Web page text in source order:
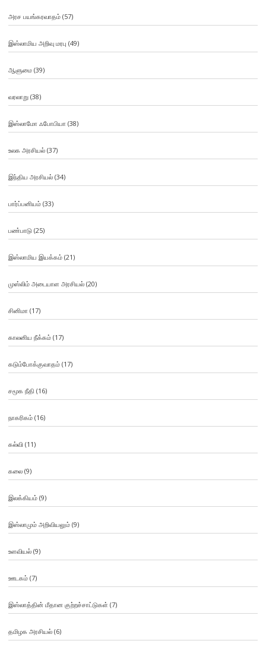
அரச பயங்கரவாதம்(57)
இஸ்லாமிய அறிவு மரபு (49)
ஆளுமை(39)
வரலாறு(38)
இஸ்லாமோ ஃபோபியா (38)
உலக அரசியல்(37)
இந்திய அரசியல்(34)
பார்ப்பனியம்(33)
பண்பாடு(25)
இஸ்லாமிய இயக்கம்(21)
முஸ்லிம் அடையாள அரசியல்(20)
சினிமா (17)
காலனிய நீக்கம்(17)
கடும்போக்குவாதம்(17)
சமூக நீதி (16)
நாகரிகம்(16)
கல்வி (11)
கலை(9)
இலக்கியம்(9)
இஸ்லாமும் அறிவியலும்(9)
உளவியல்(9)
ஊடகம்(7)
இஸ்லாத்தின் மீதான குற்றச்சாட்டுகள் (7)
தமிழக அரசியல்(6)